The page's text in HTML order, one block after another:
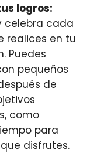
logros:
celebra cada
realices en tu
Puedes
pequeños
de
como
para
disfrutes.